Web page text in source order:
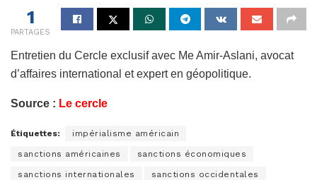
1
PARTAGES
Entretien du Cercle exclusif avec Me Amir-Aslani, avocat
d’affaires international et expert en géopolitique.
Source : Le cercle
Étiquettes: impérialisme américain
sanctions américaines sanctions économiques
sanctions internationales sanctions occidentales